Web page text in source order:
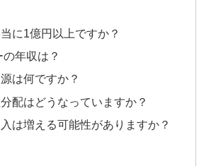
に1億円以上ですか？
年収は？
は何ですか？
配はどうなっていますか？
は増える可能性がありますか？